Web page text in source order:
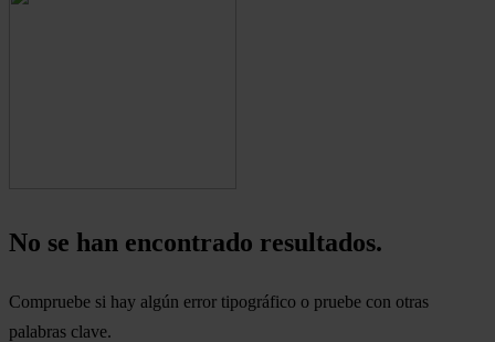
No se han encontrado resultados.
Compruebe si hay algún error tipográfico o pruebe con otras
palabras clave.